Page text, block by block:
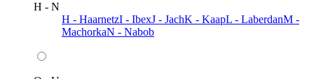
H - N
H - HaarnetzI - IbexJ - JachK - KaapL - LaberdanM -
MachorkaN - Nabob